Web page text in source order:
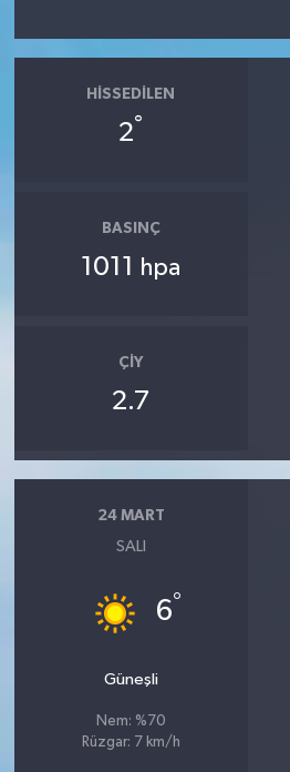
HISSEDILEN
2°
BASINÇ
1011 hpa
ÇIY
2.7
24 MART
SALI
6°
Güneşli
Nem: %70
Rüzgar: 7 km/h
Son Dakika
Tüm Haberler